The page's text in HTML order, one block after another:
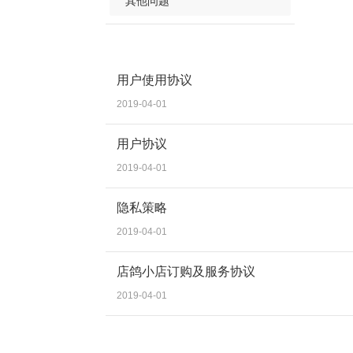
用户使用协议
2019-04-01
用户协议
2019-04-01
隐私策略
2019-04-01
店鸽小店订购及服务协议
2019-04-01